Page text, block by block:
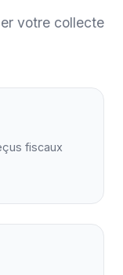
votre collecte
fiscaux